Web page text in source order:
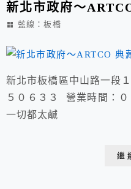
新北市政府～
藍線：板橋
新北市板橋區中山路一段
５０６３３ 營業時間：
一切都太鹹
繼